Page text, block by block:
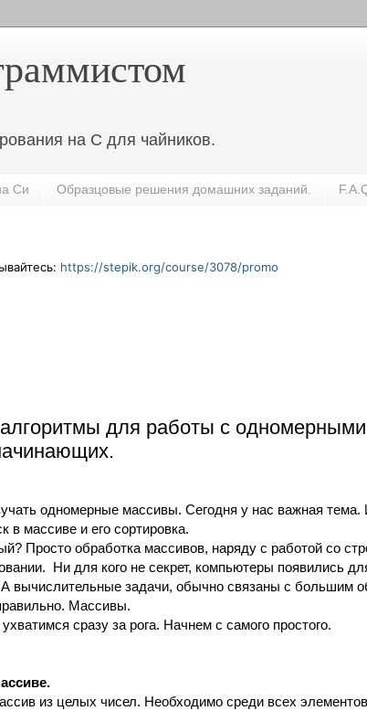
на C для чайников.
Си Образцовые решения домашних заданий.
https://stepik.org/course/3078/promo
для работы с
одномерные массивы. Сегодня у нас важная тема.
в массиве и его сортировка.
Просто обработка массивов, наряду с работой со
Ни для кого не секрет, компьютеры появились
А вычислительные задачи, обычно связаны с большим
Массивы.
сразу за рога. Начнем с самого простого.
из целых чисел. Необходимо среди всех